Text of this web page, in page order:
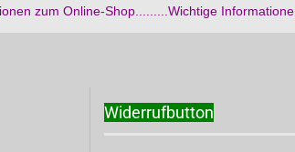
zum Online-Shop.........Wichtige
Widerrufbutton